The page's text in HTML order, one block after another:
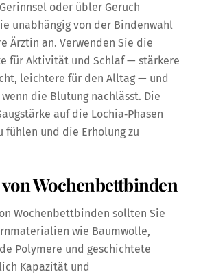
oder übler Geruch
unabhängig von der Bindenwahl
Ärztin an. Verwenden Sie die
für Aktivität und Schlaf — stärkere
leichtere für den Alltag — und
die Blutung nachlässt. Die
auf die Lochia‑Phasen
fühlen und die Erholung zu
Wochenbettbinden
Wochenbettbinden sollten Sie
wie Baumwolle,
Polymere und geschichtete
Kapazität und